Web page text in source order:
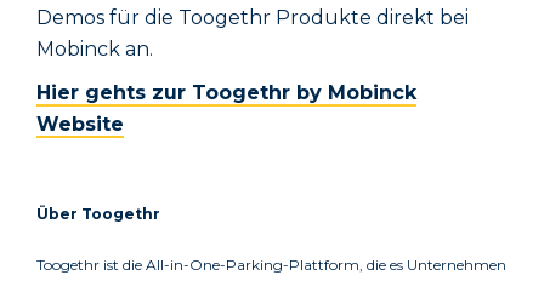
Demos für die Toogethr Produkte direkt bei
Mobinck an.
Hier gehts zur Toogethr by Mobinck
Website
Über Toogethr
Toogethr ist die All-in-One-Parking-Plattform, die es Unternehmen